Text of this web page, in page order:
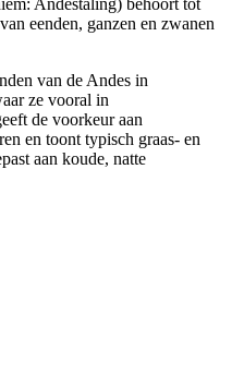
Andestaling) behoort tot
eenden, ganzen en zwanen
van de Andes in
ze vooral in
de voorkeur aan
en toont typisch graas- en
aan koude, natte